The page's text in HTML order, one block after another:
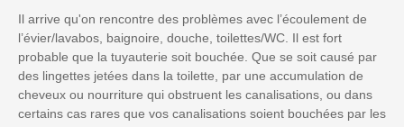
Il arrive qu'on rencontre des problèmes avec l’écoulement de
l’évier/lavabos, baignoire, douche, toilettes/WC. Il est fort
probable que la tuyauterie soit bouchée. Que se soit causé par
des lingettes jetées dans la toilette, par une accumulation de
cheveux ou nourriture qui obstruent les canalisations, ou dans
certains cas rares que vos canalisations soient bouchées par les